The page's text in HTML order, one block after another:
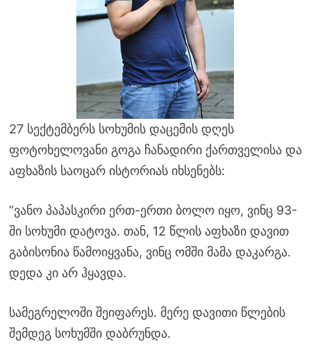
27 სექტემბერს სოხუმის დაცემის დღეს
ფოტოხელოვანი გოგა ჩანადირი ქართველისა და
აფხაზის საოცარ ისტორიას იხსენებს:
“ვანო პაპასკირი ერთ-ერთი ბოლო იყო, ვინც 93-
ში სოხუმი დატოვა. თან, 12 წლის აფხაზი დავით
გაბისონია წამოიყვანა, ვინც ომში მამა დაკარგა.
დედა კი არ ჰყავდა.
სამეგრელოში შეიფარეს. მერე დავითი წლების
შემდეგ სოხუმში დაბრუნდა.